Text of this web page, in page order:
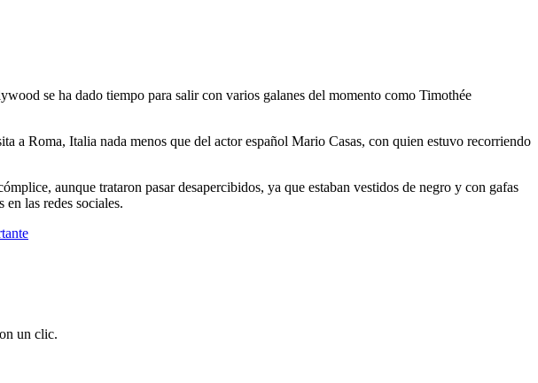
se ha dado tiempo para salir con varios galanes del momento como Timothée
a Roma, Italia nada menos que del actor español Mario Casas, con quien estuvo recorriendo
aunque trataron pasar desapercibidos, ya que estaban vestidos de negro y con gafas
las redes sociales.
un clic.